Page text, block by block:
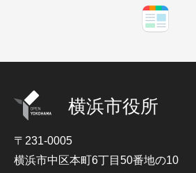
横浜市役所
〒231-0005
横浜市中区本町6丁目50番地の10